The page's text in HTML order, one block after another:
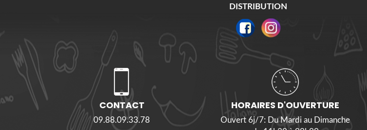
DISTRIBUTION
CONTACT
09.88.09.33.78
HORAIRES D'OUVERTURE
Ouvert 6j/7: Du Mardi au Dimanche